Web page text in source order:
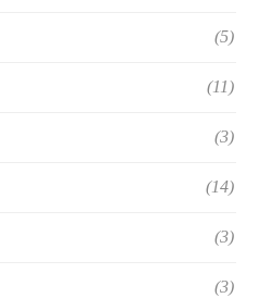
(5)
(11)
(3)
(14)
(3)
(3)